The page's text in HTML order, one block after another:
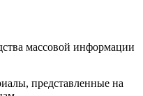
массовой информации
представленные на